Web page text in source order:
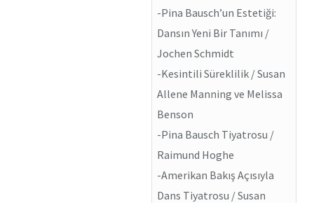
-Pina Bausch’un Estetiği:
Dansın Yeni Bir Tanımı /
Jochen Schmidt
-Kesintili Süreklilik / Susan
Allene Manning ve Melissa
Benson
-Pina Bausch Tiyatrosu /
Raimund Hoghe
-Amerikan Bakış Açısıyla
Dans Tiyatrosu / Susan